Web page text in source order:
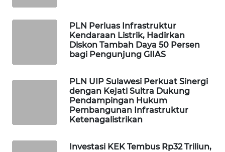
PLN Perluas Infrastruktur
Kendaraan Listrik, Hadirkan
Diskon Tambah Daya 50 Persen
bagi Pengunjung GIIAS
PLN UIP Sulawesi Perkuat Sinergi
dengan Kejati Sultra Dukung
Pendampingan Hukum
Pembangunan Infrastruktur
Ketenagalistrikan
Investasi KEK Tembus Rp32 Triliun,
WAHANA